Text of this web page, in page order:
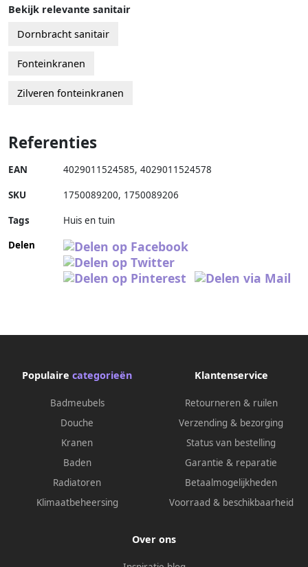
Bekijk relevante sanitair
Dornbracht sanitair
Fonteinkranen
Zilveren fonteinkranen
Referenties
EAN 4029011524585, 4029011524578
SKU 1750089200, 1750089206
Tags
Huis en tuin
Delen
Populaire categorieën
Badmeubels
Douche
Kranen
Baden
Radiatoren
Klimaatbeheersing
Klantenservice
Retourneren & ruilen
Verzending & bezorging
Status van bestelling
Garantie & reparatie
Betaalmogelijkheden
Voorraad & beschikbaarheid
Over ons